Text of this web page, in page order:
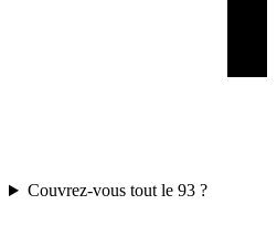
Couvrez-vous tout le 93 ?